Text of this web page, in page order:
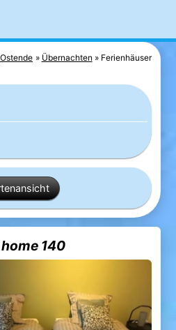
Ostende Übernachten Ferienhäuser
140